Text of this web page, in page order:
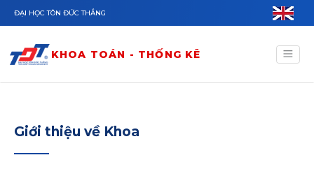
Nhảy đến nội dung
ĐẠI HỌC TÔN ĐỨC THẮNG
KHOA TOÁN - THỐNG KÊ
Giới thiệu về Khoa